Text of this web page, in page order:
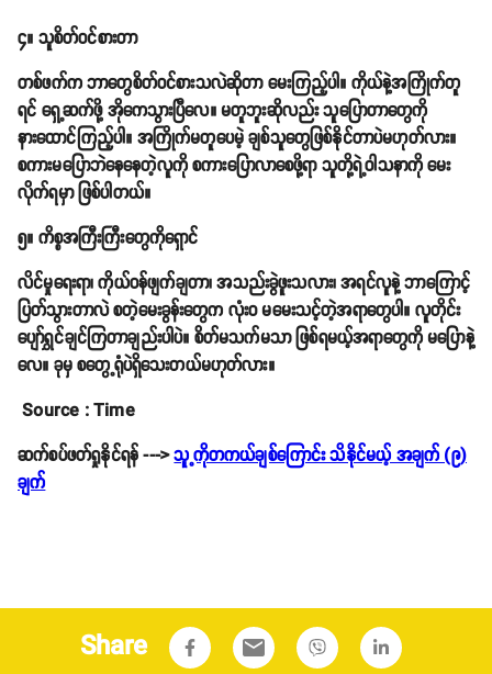
၄။ သူစိတ်ဝင်စားတာ
တစ်ဖက်က ဘာတွေစိတ်ဝင်စားသလဲဆိုတာ မေးကြည့်ပါ။ ကိုယ်နဲ့အကြိုက်တူ
ရင် ရှေ့ဆက်ဖို့ အိုကေသွားပြီလေ။ မတူဘူးဆိုလည်း သူပြောတာတွေကို
နားထောင်ကြည့်ပါ။ အကြိုက်မတူပေမဲ့ ချစ်သူတွေဖြစ်နိုင်တာပဲမဟုတ်လား။
စကားမပြောဘဲနေနေတဲ့လူကို စကားပြောလာစေဖို့ရာ သူတို့ရဲ့ဝါသနာကို မေး
လိုက်ရမှာ ဖြစ်ပါတယ်။
၅။ ကိစ္စအကြီးကြီးတွေကိုရှောင်
လိင်မှုရေးရာ၊ ကိုယ်ဝန်ဖျက်ချတာ၊ အသည်းခွဲဖူးသလား၊ အရင်လူနဲ့ ဘာကြောင့်
ပြတ်သွားတာလဲ စတဲ့မေးခွန်းတွေက လုံးဝ မမေးသင့်တဲ့အရာတွေပါ။ လူတိုင်း
ပျော်ရွှင်ချင်ကြတာချည်းပါပဲ။ စိတ်မသက်မသာ ဖြစ်ရမယ့်အရာတွေကို မပြောနဲ့
လေ။ ခုမှ စတွေ့ရုံပဲရှိသေးတယ်မဟုတ်လား။
Source : Time
ဆက်စပ်ဖတ်ရှုနိုင်ရန် --->သူ့ကိုတကယ်ချစ်ကြောင်း သိနိုင်မယ့် အချက် (၉)
ချက်
Share email